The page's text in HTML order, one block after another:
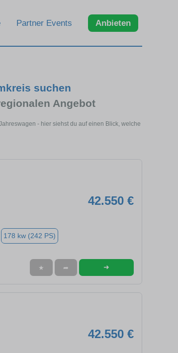
Partner Events Anbieten
suchen
Angebot
- hier siehst du auf einen Blick, welche
42.550 €
178 kw (242 PS)
★ ➦ ➜
42.550 €